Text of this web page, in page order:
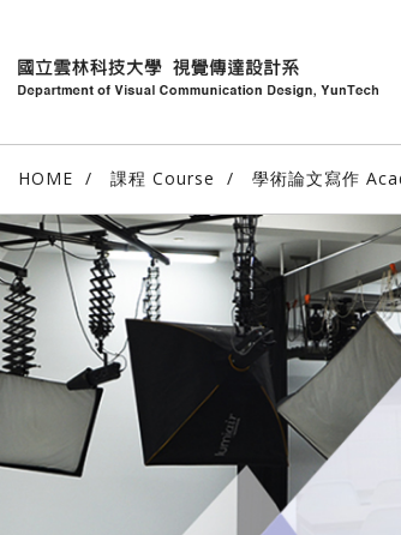
HOME 課程 Course 學術論文寫作